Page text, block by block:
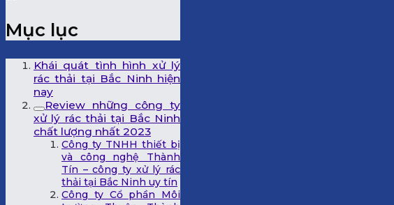
Mục lục
Khái quát tình hình xử lý
rác thải tại Bắc Ninh hiện
nay
Review những công ty
xử lý rác thải tại Bắc Ninh
chất lượng nhất 2023
Công ty TNHH thiết bị
và công nghệ Thành
Tín – công ty xử lý rác
thải tại Bắc Ninh uy tín
Công ty Cổ phần Môi